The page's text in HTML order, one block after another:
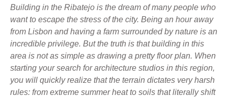
Building in the Ribatejo is the dream of many people who
want to escape the stress of the city. Being an hour away
from Lisbon and having a farm surrounded by nature is an
incredible privilege. But the truth is that building in this
area is not as simple as drawing a pretty floor plan. When
starting your search for architecture studios in this region,
you will quickly realize that the terrain dictates very harsh
rules: from extreme summer heat to soils that literally shift